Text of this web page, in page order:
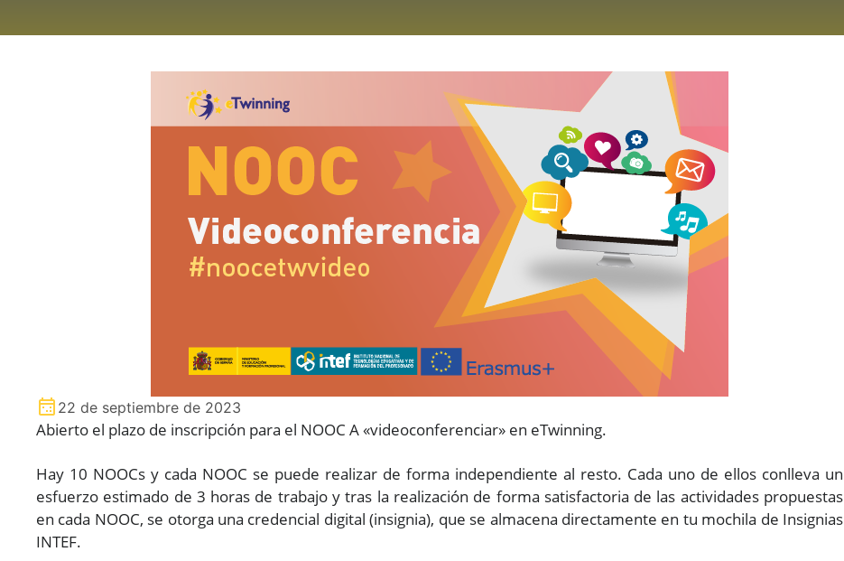
22 de septiembre de 2023
Abierto el plazo de inscripción para el NOOC A «videoconferenciar» en eTwinning.
Hay 10 NOOCs y cada NOOC se puede realizar de forma independiente al resto. Cada uno de ellos conlleva un
esfuerzo estimado de 3 horas de trabajo y tras la realización de forma satisfactoria de las actividades propuestas
en cada NOOC, se otorga una credencial digital (insignia), que se almacena directamente en tu mochila de Insignias
INTEF.